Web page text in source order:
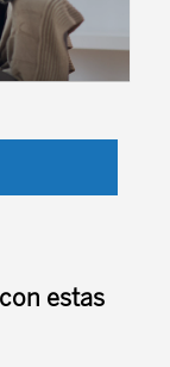
de
de reglas
no
estas